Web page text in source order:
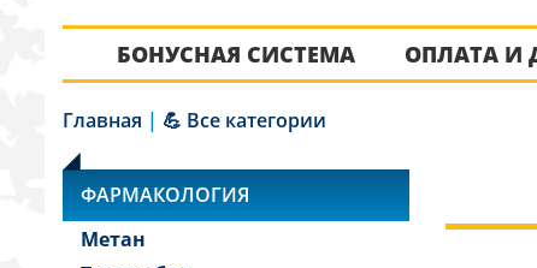
БОНУСНАЯ СИСТЕМА ОПЛАТА И
Главная | 💪 Все категории
ФАРМАКОЛОГИЯ
Метан